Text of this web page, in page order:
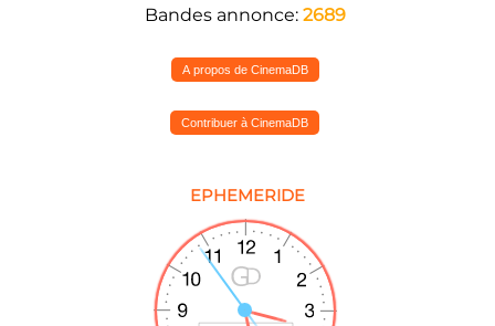
Bandes annonce: 2689
A propos de CinemaDB
Contribuer à CinemaDB
EPHEMERIDE